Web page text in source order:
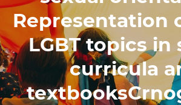
Representation
LGBT topics in
curricula